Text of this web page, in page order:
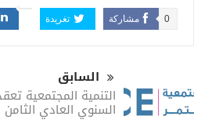
مشاركة 0 تغريدة
السابق
التنمية المجتمعية
السنوي العادي الثامن